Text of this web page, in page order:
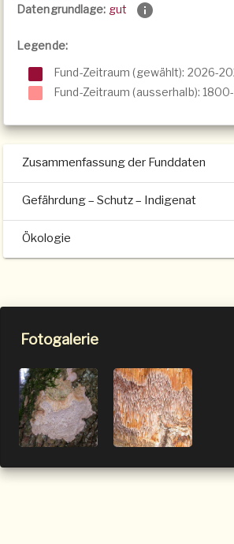
Datengrundlage: gut
Legende:
Fund-Zeitraum (gewählt): 2026-
Fund-Zeitraum (ausserhalb):
Zusammenfassung der Funddaten
Gefährdung – Schutz – Indigenat
Ökologie
Fotogalerie